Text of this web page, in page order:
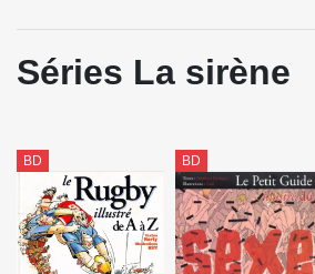
Séries La sirène
BD BD